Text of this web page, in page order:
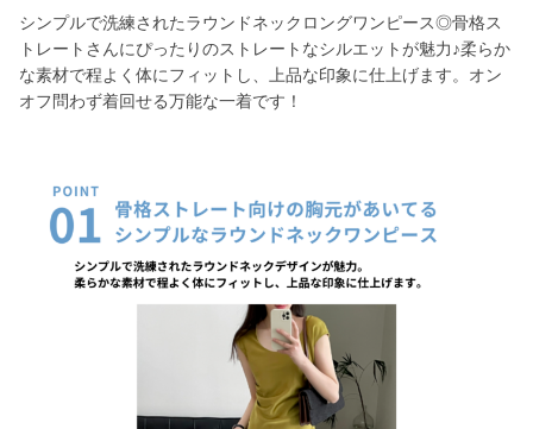
シンプルで洗練されたラウンドネックロングワンピース◎骨格ス
トレートさんにぴったりのストレートなシルエットが魅力♪柔らか
な素材で程よく体にフィットし、上品な印象に仕上げます。オン
オフ問わず着回せる万能な一着です！